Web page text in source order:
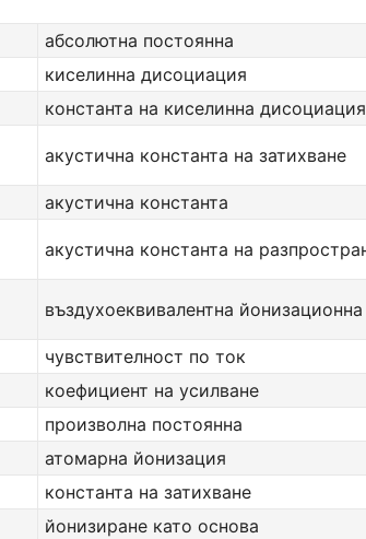
абсолютна постоянна
киселинна дисоциация
константа на киселинна дисоциация
акустична константа на затихване
акустична константа
акустична константа на
въздухоеквивалентна
чувствителност по ток
коефициент на усилване
произволна постоянна
атомарна йонизация
константа на затихване
йонизиране като основа